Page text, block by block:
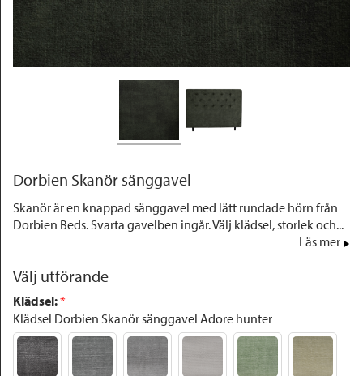
Outlet
Dorbien Skanör sänggavel
Skanör är en knappad sänggavel med lätt rundade hörn från
Dorbien Beds. Svarta gavelben ingår. Välj klädsel, storlek och...
Läs mer
Välj utförande
Klädsel: *
Klädsel Dorbien Skanör sänggavel Adore hunter